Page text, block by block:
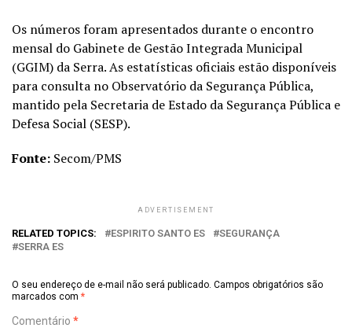
Os números foram apresentados durante o encontro
mensal do Gabinete de Gestão Integrada Municipal
(GGIM) da Serra. As estatísticas oficiais estão disponíveis
para consulta no Observatório da Segurança Pública,
mantido pela Secretaria de Estado da Segurança Pública e
Defesa Social (SESP).
Fonte: Secom/PMS
ADVERTISEMENT
RELATED TOPICS: ESPIRITO SANTO ES
SEGURANÇA
SERRA ES
O seu endereço de e-mail não será publicado. Campos obrigatórios são
marcados com *
Comentário *